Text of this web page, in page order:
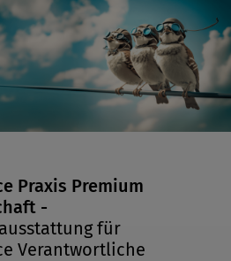
professionellen Blick in
die Compliance hochrelevante
In dieser Folge (vom 8. Mai
Pachinger wesentliche
uA zu
KI. Was Sie jetzt im
Praxis Premium
-
für
Verantwortliche